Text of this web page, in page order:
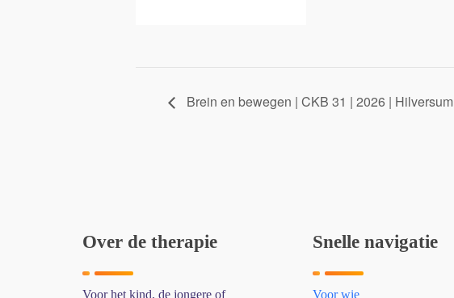
Brein en bewegen | CKB 31 | 2026 | Hilversum
Over de therapie
Voor het kind, de jongere of
Snelle navigatie
Voor wie